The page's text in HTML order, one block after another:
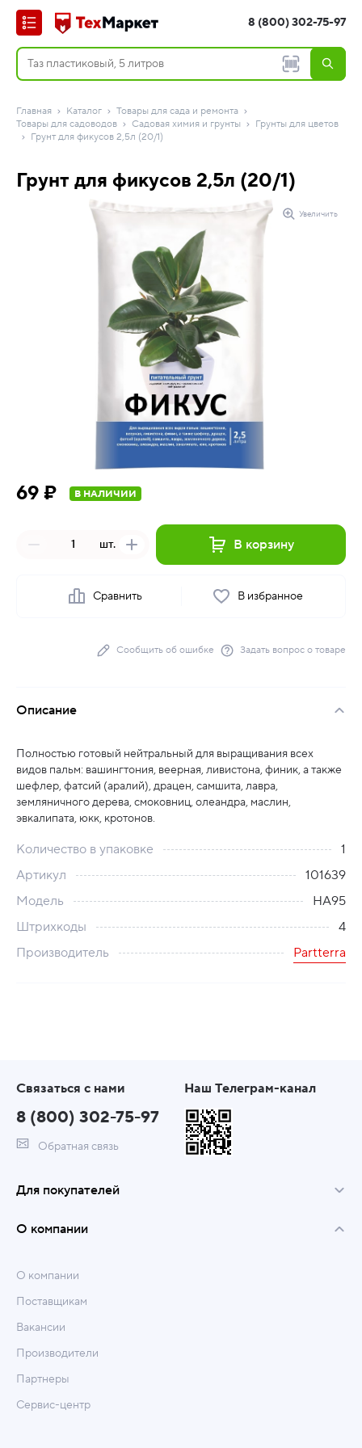
8 (800) 302-75-97
Главная Каталог
Товары для сада и ремонта
Товары для садоводов
Садовая химия и грунты
Грунты для цветов
Грунт для фикусов 2,5л (20/1)
Грунт для фикусов 2,5л (20/1)
Увеличить
69 ₽ В НАЛИЧИИ
шт. В корзину
Сравнить В избранное
Сообщить об ошибке Задать вопрос о товаре
Описание
Полностью готовый нейтральный для выращивания всех
видов пальм: вашингтония, веерная, ливистона, финик, а также
шефлер, фатсий (аралий), драцен, самшита, лавра,
земляничного дерева, смоковниц, олеандра, маслин,
эвкалипата, юкк, кротонов.
Количество в упаковке
1
Артикул
101639
Модель
НА95
Штрихкоды
4
Производитель
Partterra
Связаться с нами
8 (800) 302-75-97
Обратная связь
Наш Телеграм-канал
Для покупателей
О компании
О компании
Поставщикам
Вакансии
Производители
Партнеры
Сервис-центр